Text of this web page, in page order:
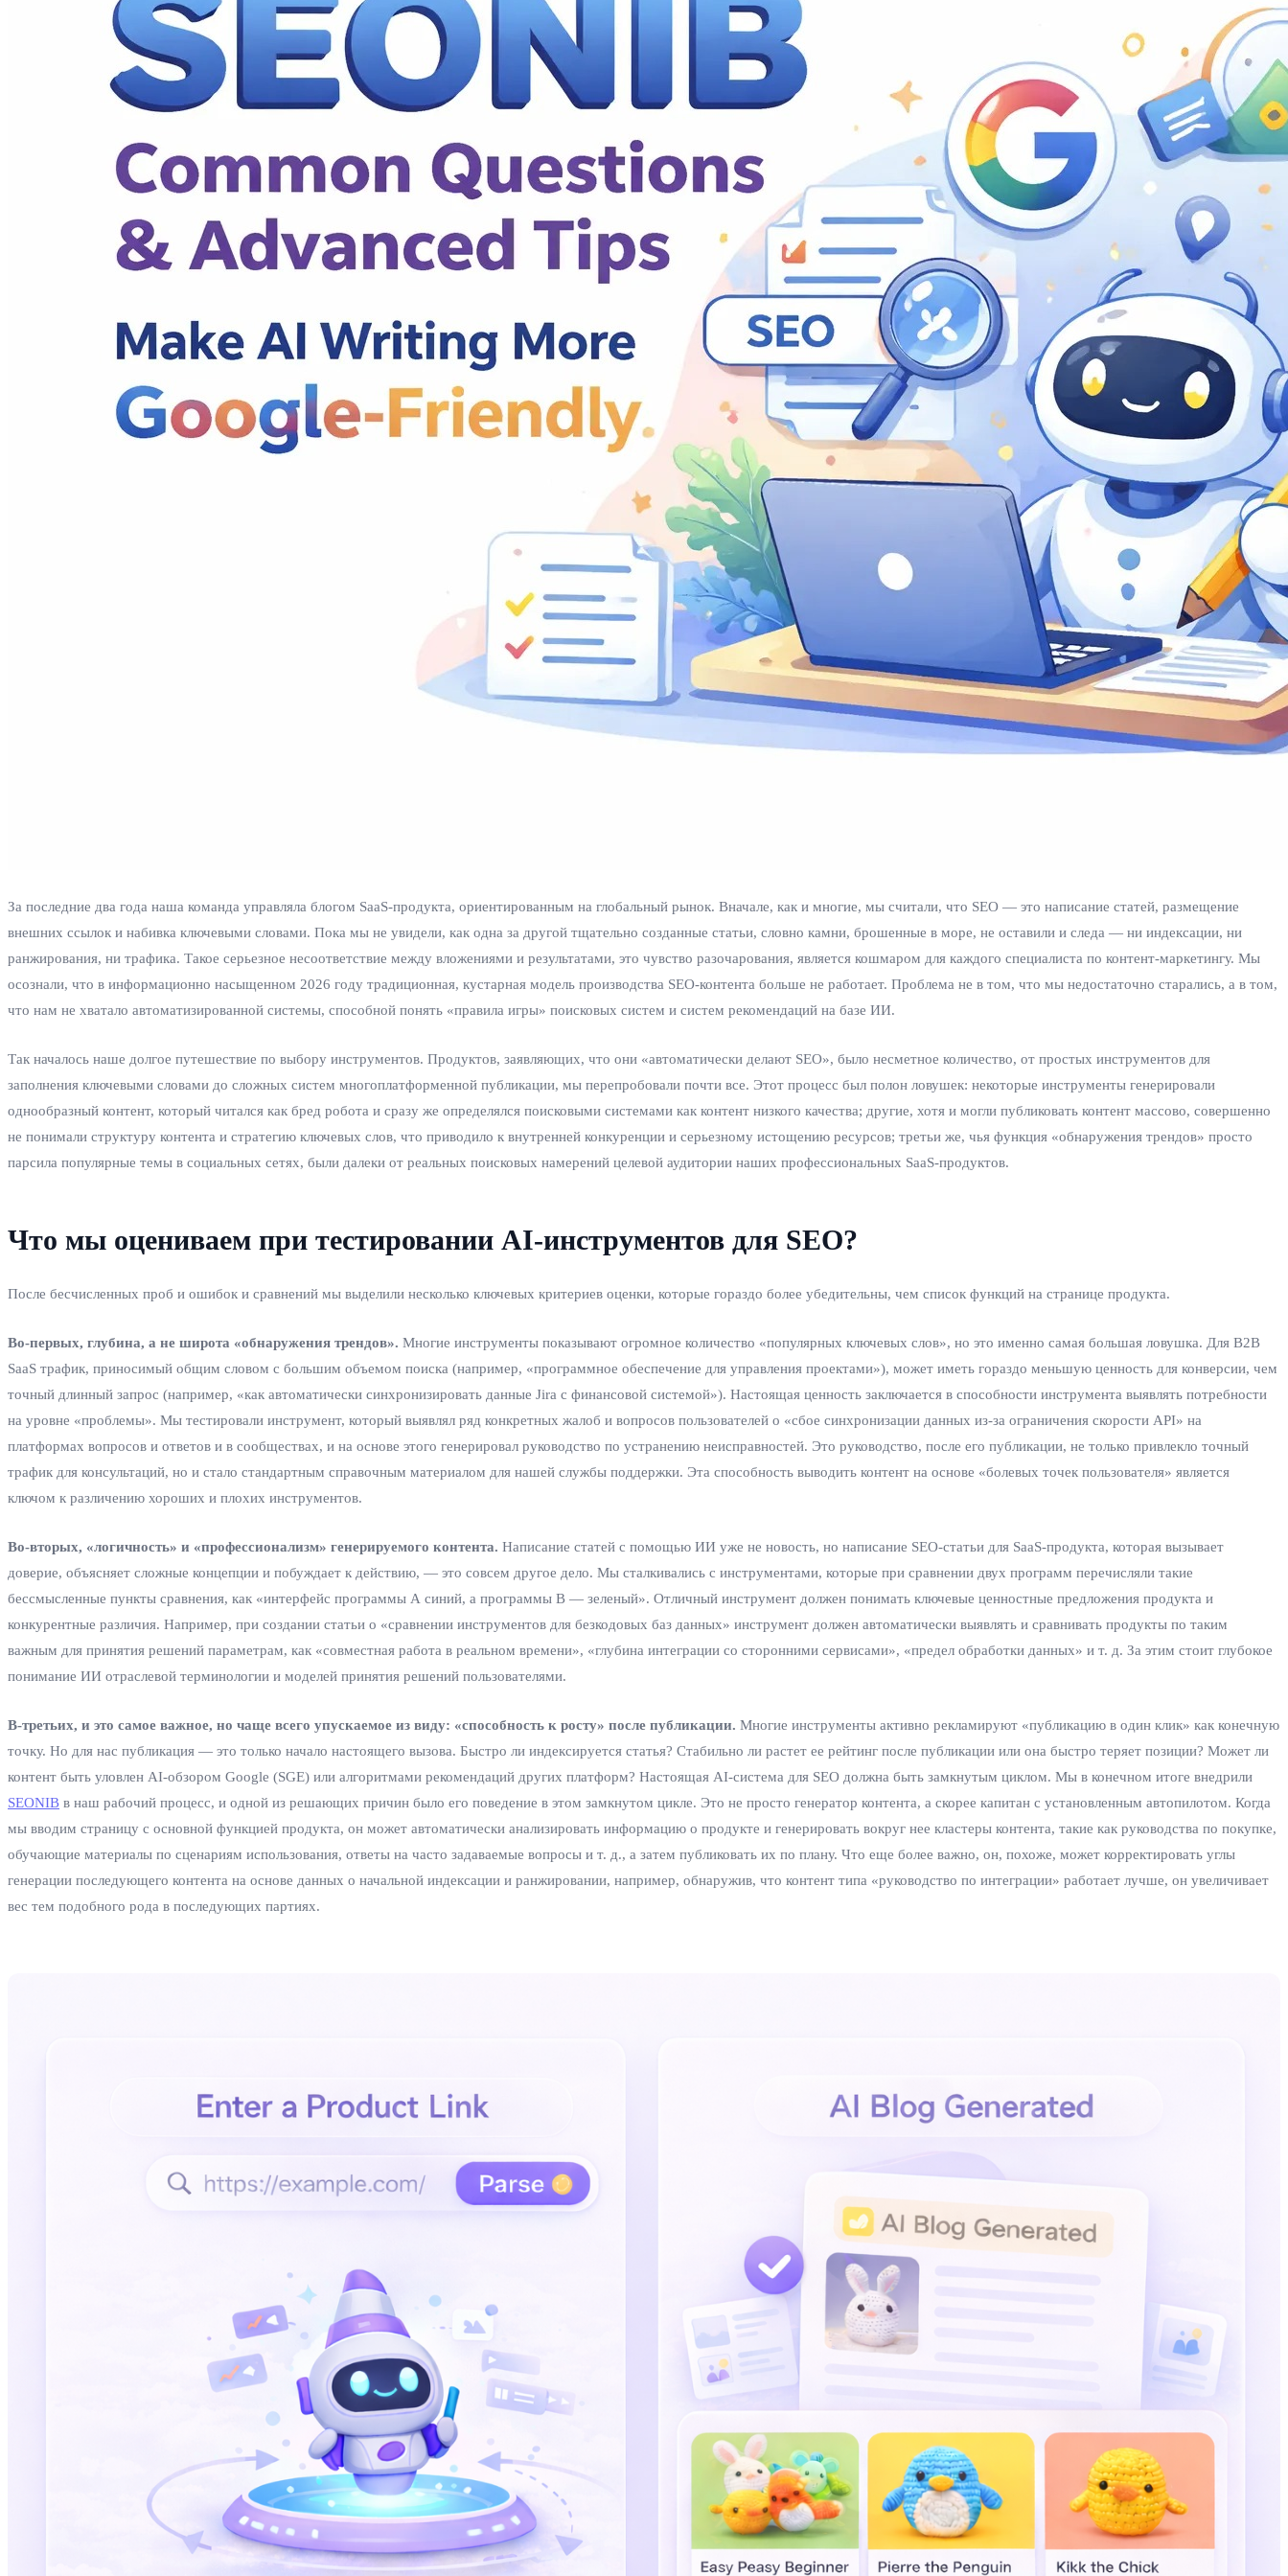
За последние два года наша команда управляла блогом SaaS-продукта, ориентированным на глобальный рынок. Вначале, как и многие, мы считали, что SEO — это написание статей, размещение
внешних ссылок и набивка ключевыми словами. Пока мы не увидели, как одна за другой тщательно созданные статьи, словно камни, брошенные в море, не оставили и следа — ни индексации, ни
ранжирования, ни трафика. Такое серьезное несоответствие между вложениями и результатами, это чувство разочарования, является кошмаром для каждого специалиста по контент-маркетингу. Мы
осознали, что в информационно насыщенном 2026 году традиционная, кустарная модель производства SEO-контента больше не работает. Проблема не в том, что мы недостаточно старались, а в том,
что нам не хватало автоматизированной системы, способной понять «правила игры» поисковых систем и систем рекомендаций на базе ИИ.
Так началось наше долгое путешествие по выбору инструментов. Продуктов, заявляющих, что они «автоматически делают SEO», было несметное количество, от простых инструментов для
заполнения ключевыми словами до сложных систем многоплатформенной публикации, мы перепробовали почти все. Этот процесс был полон ловушек: некоторые инструменты генерировали
однообразный контент, который читался как бред робота и сразу же определялся поисковыми системами как контент низкого качества; другие, хотя и могли публиковать контент массово, совершенно
не понимали структуру контента и стратегию ключевых слов, что приводило к внутренней конкуренции и серьезному истощению ресурсов; третьи же, чья функция «обнаружения трендов» просто
парсила популярные темы в социальных сетях, были далеки от реальных поисковых намерений целевой аудитории наших профессиональных SaaS-продуктов.
Что мы оцениваем при тестировании AI-инструментов для SEO?
После бесчисленных проб и ошибок и сравнений мы выделили несколько ключевых критериев оценки, которые гораздо более убедительны, чем список функций на странице продукта.
Во-первых, глубина, а не широта «обнаружения трендов». Многие инструменты показывают огромное количество «популярных ключевых слов», но это именно самая большая ловушка. Для B2B
SaaS трафик, приносимый общим словом с большим объемом поиска (например, «программное обеспечение для управления проектами»), может иметь гораздо меньшую ценность для конверсии, чем
точный длинный запрос (например, «как автоматически синхронизировать данные Jira с финансовой системой»). Настоящая ценность заключается в способности инструмента выявлять потребности
на уровне «проблемы». Мы тестировали инструмент, который выявлял ряд конкретных жалоб и вопросов пользователей о «сбое синхронизации данных из-за ограничения скорости API» на
платформах вопросов и ответов и в сообществах, и на основе этого генерировал руководство по устранению неисправностей. Это руководство, после его публикации, не только привлекло точный
трафик для консультаций, но и стало стандартным справочным материалом для нашей службы поддержки. Эта способность выводить контент на основе «болевых точек пользователя» является
ключом к различению хороших и плохих инструментов.
Во-вторых, «логичность» и «профессионализм» генерируемого контента. Написание статей с помощью ИИ уже не новость, но написание SEO-статьи для SaaS-продукта, которая вызывает
доверие, объясняет сложные концепции и побуждает к действию, — это совсем другое дело. Мы сталкивались с инструментами, которые при сравнении двух программ перечисляли такие
бессмысленные пункты сравнения, как «интерфейс программы А синий, а программы B — зеленый». Отличный инструмент должен понимать ключевые ценностные предложения продукта и
конкурентные различия. Например, при создании статьи о «сравнении инструментов для безкодовых баз данных» инструмент должен автоматически выявлять и сравнивать продукты по таким
важным для принятия решений параметрам, как «совместная работа в реальном времени», «глубина интеграции со сторонними сервисами», «предел обработки данных» и т. д. За этим стоит глубокое
понимание ИИ отраслевой терминологии и моделей принятия решений пользователями.
В-третьих, и это самое важное, но чаще всего упускаемое из виду: «способность к росту» после публикации. Многие инструменты активно рекламируют «публикацию в один клик» как конечную
точку. Но для нас публикация — это только начало настоящего вызова. Быстро ли индексируется статья? Стабильно ли растет ее рейтинг после публикации или она быстро теряет позиции? Может ли
контент быть уловлен AI-обзором Google (SGE) или алгоритмами рекомендаций других платформ? Настоящая AI-система для SEO должна быть замкнутым циклом. Мы в конечном итоге внедрили
SEONIB в наш рабочий процесс, и одной из решающих причин было его поведение в этом замкнутом цикле. Это не просто генератор контента, а скорее капитан с установленным автопилотом. Когда
мы вводим страницу с основной функцией продукта, он может автоматически анализировать информацию о продукте и генерировать вокруг нее кластеры контента, такие как руководства по покупке,
обучающие материалы по сценариям использования, ответы на часто задаваемые вопросы и т. д., а затем публиковать их по плану. Что еще более важно, он, похоже, может корректировать углы
генерации последующего контента на основе данных о начальной индексации и ранжировании, например, обнаружив, что контент типа «руководство по интеграции» работает лучше, он увеличивает
вес тем подобного рода в последующих партиях.